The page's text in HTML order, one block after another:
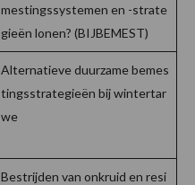
mestingssystemen en -strate
gieën lonen? (BIJBEMEST)
Alternatieve duurzame bemes
tingsstrategieën bij wintertar
we
Bestrijden van onkruid en resi